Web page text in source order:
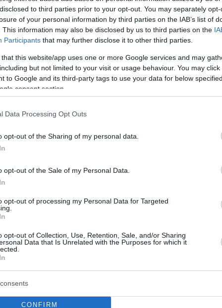
to third parties prior to your opt-out. You may separately
of your personal information by third parties on the IAB’s list of
This information may also be disclosed by us to third parties on the
Participants that may further disclose it to other third parties.
that this website/app uses one or more Google services and may
but not limited to your visit or usage behaviour. You may
to Google and its third-party tags to use your data for below
consent section.
Data Processing Opt Outs
opt-out of the Sharing of my personal data.
opt-out of the Sale of my Personal Data.
opt-out of processing my Personal Data for Targeted
opt-out of Collection, Use, Retention, Sale, and/or Sharing
Data that Is Unrelated with the Purposes for which it
CONFIRM
22
ανακοίνωσε πως αρχίζει η διάθεση καρτών
τη νέα σεζόν - Θα διατεθούν 3.600 με
Ανανέωσαν 20.000 διαρκείας
κίνδυνο υποβιβασμού!
το απέδειξαν με τις ανανεώσεις στις κάρτες
την επόμενη σεζόν, παρά τον τεράστιο κίνδυνο που
1